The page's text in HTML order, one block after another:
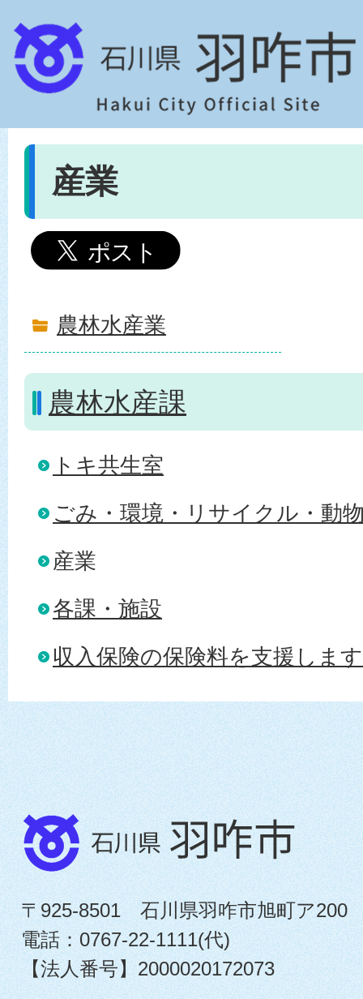
産業
農林水産業
農林水産課
トキ共生室
ごみ・環境・リサイクル・動
産業
各課・施設
収入保険の保険料を支援します
〒925-8501 石川県羽咋市旭町ア200
電話：0767-22-1111(代)
【法人番号】2000020172073